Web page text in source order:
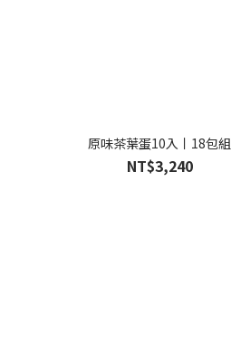
原味茶葉蛋10入丨18包組
NT$3,240